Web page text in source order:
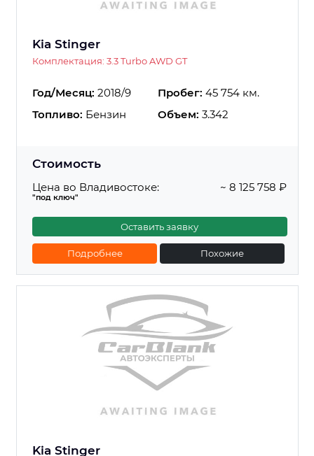
Kia Stinger
Комплектация: 3.3 Turbo AWD GT
Год/Месяц: 2018/9 Пробег: 45 754 км.
Топливо: Бензин Объем: 3.342
Стоимость
Цена во Владивостоке:
"под ключ"
~ 8 125 758 ₽
Оставить заявку
Подробнее Похожие
Kia Stinger